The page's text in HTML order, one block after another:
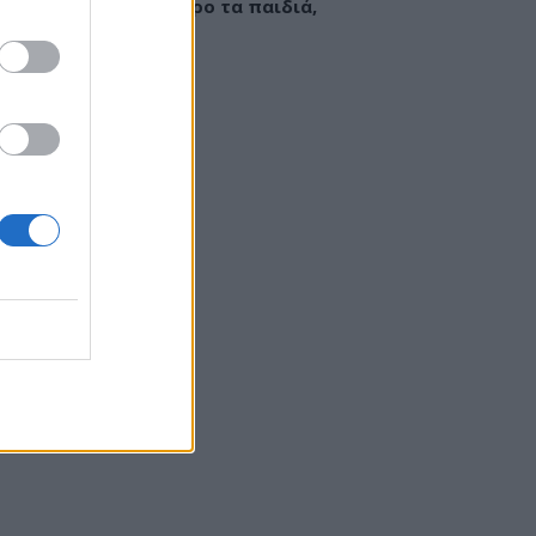
να «γεμίσει» σίδηρο τα παιδιά,